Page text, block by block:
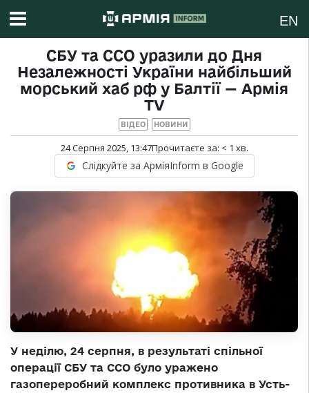
EN
СБУ та ССО уразили до Дня
Незалежності України найбільший
морський хаб рф у Балтії — Армія
TV
ВІДЕО НОВИНИ
24 Серпня 2025, 13:47Прочитаєте за: < 1 хв.
Слідкуйте за АрміяInform в Google
У неділю, 24 серпня, в результаті спільної
операції СБУ та ССО було уражено
газопереробний комплекс противника в Усть-